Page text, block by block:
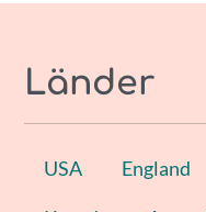
Länder
USA England